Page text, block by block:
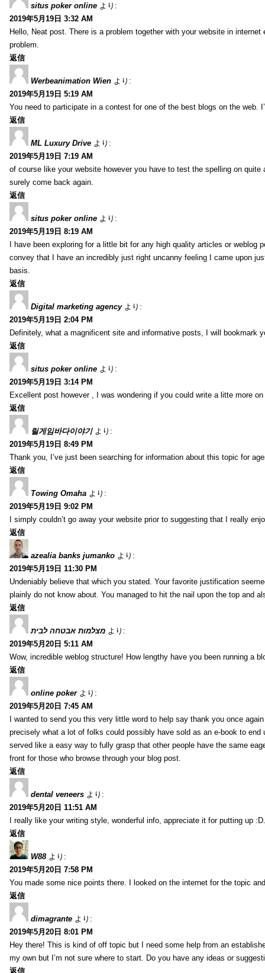
situs poker online より:
2019年5月19日 3:32 AM
Hello, Neat post. There is a problem together with your website in
problem.
返信
Werbeanimation Wien より:
2019年5月19日 5:19 AM
You need to participate in a contest for one of the best blogs on the web.
返信
ML Luxury Drive より:
2019年5月19日 7:19 AM
of course like your website however you have to test the spelling on
surely come back again.
返信
situs poker online より:
2019年5月19日 8:19 AM
I have been exploring for a little bit for any high quality articles or
convey that I have an incredibly just right uncanny feeling I came upon
basis.
返信
Digital marketing agency より:
2019年5月19日 2:04 PM
Definitely, what a magnificent site and informative posts, I will bookmark
返信
situs poker online より:
2019年5月19日 3:14 PM
Excellent post however , I was wondering if you could write a litte more
返信
릴게임바다이야기 より:
2019年5月19日 8:49 PM
Thank you, I’ve just been searching for information about this topic for
返信
Towing Omaha より:
2019年5月19日 9:02 PM
I simply couldn’t go away your website prior to suggesting that I really
返信
azealia banks jumanko より:
2019年5月19日 11:30 PM
Undeniably believe that which you stated. Your favorite justification
plainly do not know about. You managed to hit the nail upon the top and
返信
מצלמות אבטחה לבית より:
2019年5月20日 5:11 AM
Wow, incredible weblog structure! How lengthy have you been running a
返信
online poker より:
2019年5月20日 7:45 AM
I wanted to send you this very little word to help say thank you once
precisely what a lot of folks could possibly have sold as an e-book to
served like a easy way to fully grasp that other people have the same
front for those who browse through your blog post.
返信
dental veneers より:
2019年5月20日 11:51 AM
I really like your writing style, wonderful info, appreciate it for putting up
返信
W88 より:
2019年5月20日 7:58 PM
You made some nice points there. I looked on the internet for the topic
返信
dimagrante より:
2019年5月20日 8:01 PM
Hey there! This is kind of off topic but I need some help from an
my own but I’m not sure where to start. Do you have any ideas or
返信